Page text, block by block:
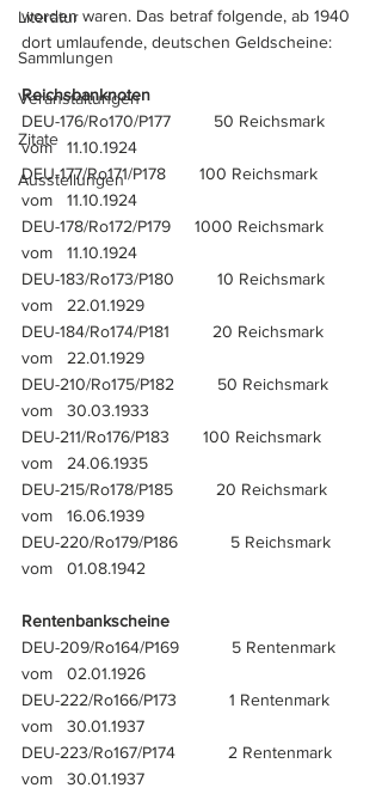
Literatur
Sammlungen
Veranstaltungen
Zitate
Ausstellungen
worden waren. Das betraf folgende, ab 1940
dort umlaufende, deutschen Geldscheine:
Reichsbanknoten
DEU-176/Ro170/P177         50 Reichsmark
vom   11.10.1924
DEU-177/Ro171/P178       100 Reichsmark
vom   11.10.1924
DEU-178/Ro172/P179     1000 Reichsmark
vom   11.10.1924
DEU-183/Ro173/P180         10 Reichsmark
vom   22.01.1929
DEU-184/Ro174/P181         20 Reichsmark
vom   22.01.1929
DEU-210/Ro175/P182         50 Reichsmark
vom   30.03.1933
DEU-211/Ro176/P183       100 Reichsmark
vom   24.06.1935
DEU-215/Ro178/P185         20 Reichsmark
vom   16.06.1939
DEU-220/Ro179/P186           5 Reichsmark
vom   01.08.1942
Rentenbankscheine
DEU-209/Ro164/P169           5 Rentenmark
vom   02.01.1926
DEU-222/Ro166/P173           1 Rentenmark
vom   30.01.1937
DEU-223/Ro167/P174           2 Rentenmark
vom   30.01.1937